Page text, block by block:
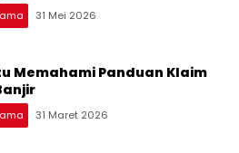
31 Mei 2026
Memahami Panduan Klaim
31 Maret 2026